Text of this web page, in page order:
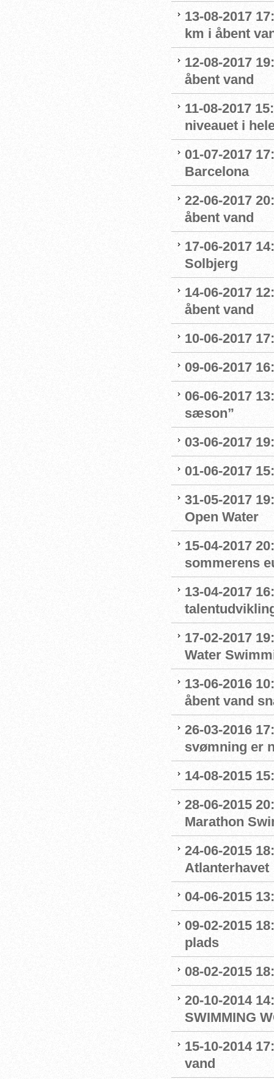
13-08-2017
km i åbent
12-08-2017
åbent vand
11-08-2017
niveauet i
01-07-2017
Barcelona
22-06-2017
åbent vand
17-06-2017
Solbjerg
14-06-2017
åbent vand
10-06-2017
09-06-2017
06-06-2017
sæson”
03-06-2017
01-06-2017
31-05-2017
Open Water
15-04-2017
sommerens
13-04-2017
17-02-2017
Water
13-06-2016
åbent vand
26-03-2016
svømning er
14-08-2015
28-06-2015
Marathon
24-06-2015
Atlanterhavet
04-06-2015
09-02-2015
plads
08-02-2015
20-10-2014
SWIMMING
15-10-2014
vand